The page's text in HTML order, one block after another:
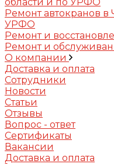
Ремонт автокранов
УРФО
Ремонт и
Ремонт и
О компании
Доставка и оплата
Сотрудники
Новости
Статьи
Отзывы
Вопрос - ответ
Сертификаты
Вакансии
Доставка и оплата